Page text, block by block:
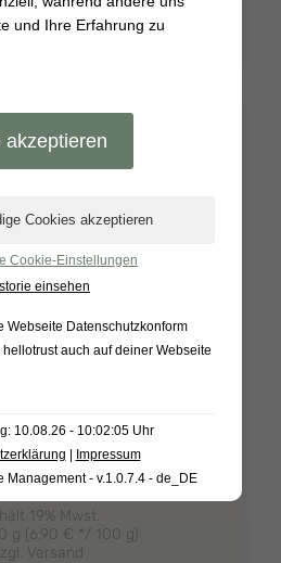
ÜF 7%
6,90€*
19% Mwst.
g (6,90 € */ 100 g)
Versand
und Ihre Erfahrung zu
Cookie-Einstellungen
einsehen
Webseite Datenschutzkonform
hellotrust auch auf deiner Webseite
10.08.26 - 10:02:05 Uhr
Impressum
Management - v.1.0.7.4 - de_DE